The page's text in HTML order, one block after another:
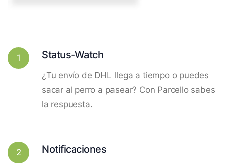
1 Status-Watch
¿Tu envío de DHL llega a tiempo o puedes
sacar al perro a pasear? Con Parcello sabes
la respuesta.
2 Notificaciones